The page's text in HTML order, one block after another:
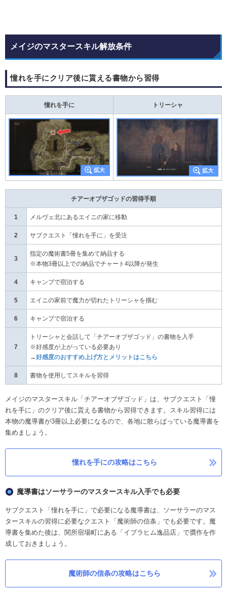
メイジのマスタースキル解放条件
憧れを手にクリア後に貰える書物から習得
憧れを手に トリーシャ
チアーオブザゴッドの習得手順
1 メルヴェ北にあるエイニの家に移動
2 サブクエスト「憧れを手に」を受注
3
指定の魔術書5冊を集めて納品する
※本物3冊以上での納品でチャート4以降が発生
4 キャンプで宿泊する
5 エイニの家前で魔力が切れたトリーシャを掴む
6 キャンプで宿泊する
7
トリーシャと会話して「チアーオブザゴッド」の書物を入手
※好感度が上がっている必要あり
→好感度のおすすめ上げ方とメリットはこちら
8 書物を使用してスキルを習得
メイジのマスタースキル「チアーオブザゴッド」は、サブクエスト「憧
れを手に」のクリア後に貰える書物から習得できます。スキル習得には
本物の魔導書が3冊以上必要になるので、各地に散らばっている魔導書を
集めましょう。
憧れを手にの攻略はこちら
魔導書はソーサラーのマスタースキル入手でも必要
サブクエスト「憧れを手に」で必要になる魔導書は、ソーサラーのマス
タースキルの習得に必要なクエスト「魔術師の信条」でも必要です。魔
導書を集めた後は、関所宿場町にある「イブラヒム逸品店」で贋作を作
成しておきましょう。
魔術師の信条の攻略はこちら